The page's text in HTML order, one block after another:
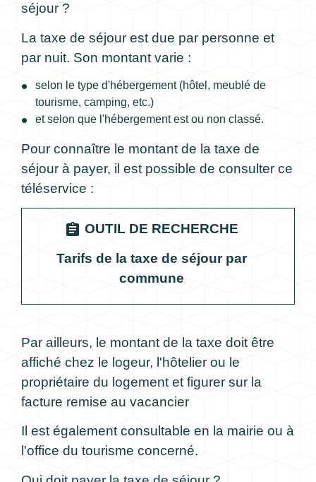
séjour ?
La taxe de séjour est due par personne et
par nuit. Son montant varie :
selon le type d'hébergement (hôtel, meublé de
tourisme, camping, etc.)
et selon que l'hébergement est ou non classé.
Pour connaître le montant de la taxe de
séjour à payer, il est possible de consulter ce
téléservice :
assignment OUTIL DE RECHERCHE
Tarifs de la taxe de séjour par
commune
Par ailleurs, le montant de la taxe doit être
affiché chez le logeur, l'hôtelier ou le
propriétaire du logement et figurer sur la
facture remise au vacancier
Il est également consultable en la mairie ou à
l'office du tourisme concerné.